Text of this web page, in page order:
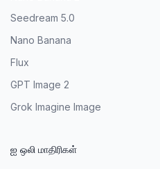
Seedream 5.0
Nano Banana
Flux
GPT Image 2
Grok Imagine Image
ஐ ஒலி மாதிரிகள்